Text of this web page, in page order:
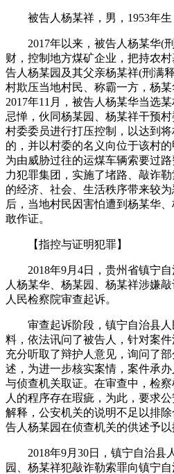
被告人杨某祥，男，1953年生
2017年以来，被告人杨某华(
财，控制地方煤矿企业，把持农
告人杨某园及其父亲杨某祥(刑满
村欺压当地村民、称霸一方，杨某
2017年11月，被告人杨某华当选
忌惮，伙同杨某园、杨某祥干预
村委委员进行打压控制，以达到
的，并以村委的名义向位于该村
为由威胁过往的运煤车辆索要过
力犯罪集团，实施了堵路、敲诈
的经济、社会、生活秩序带来较
后，当地村民因害怕遭到杨某华
敢作证。
【指控与证明犯罪】
2018年9月4日，贵州省镇宁自
人杨某华、杨某园、杨某祥涉嫌
人民检察院审查起诉。
审查起诉阶段，镇宁自治县人
料，依法讯问了被告人，针对案
充分听取了辩护人意见，询问了
述，为进一步核实案情，案件承
与侦查机关取证。在审查中，检
人的程序存在瑕疵，为此，要求
解释，公安机关的说明不足以排
告人杨某园在侦查机关的供述予以
2018年9月30日，镇宁自治县
园、杨某祥犯敲诈勒索罪向镇宁